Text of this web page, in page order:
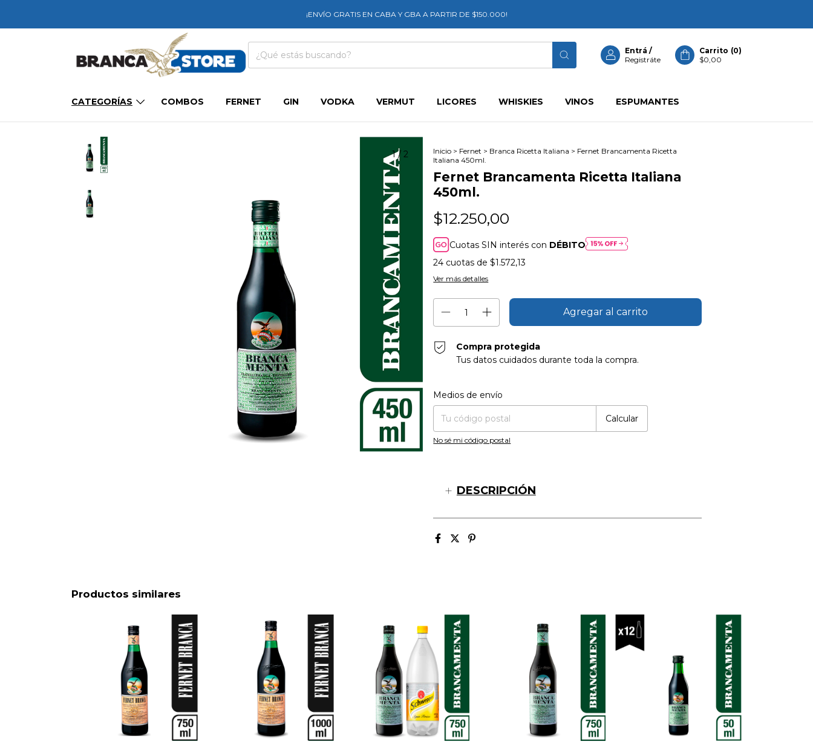
¡ENVÍO GRATIS EN CABA Y GBA A PARTIR DE $150.000!
Entrá /
Registráte
Carrito (0)
$0,00
CATEGORÍAS COMBOS FERNET GIN VODKA VERMUT LICORES WHISKIES VINOS ESPUMANTES
1/2 Inicio > Fernet > Branca Ricetta Italiana > Fernet Brancamenta Ricetta
Italiana 450ml.
Fernet Brancamenta Ricetta Italiana
450ml.
$12.250,00
Cuotas SIN interés con DÉBITO
24 cuotas de$1.572,13
Ver más detalles
Compra protegida
Tus datos cuidados durante toda la compra.
Entregas para el CP:
Medios de envío
Calcular
No sé mi código postal
DESCRIPCIÓN
Productos similares